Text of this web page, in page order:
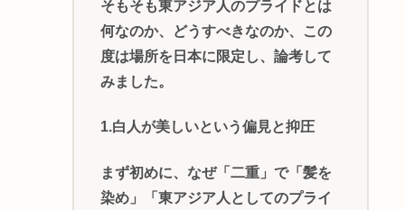
そもそも東アジア人のプライドとは
何なのか、どうすべきなのか、この
度は場所を日本に限定し、論考して
みました。
1.白人が美しいという偏見と抑圧
まず初めに、なぜ「二重」で「髪を
染め」「東アジア人としてのプライ